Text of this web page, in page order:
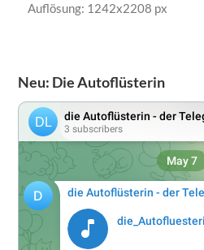
Auflösung: 1242x2208 px
Neu: Die Autoflüsterin